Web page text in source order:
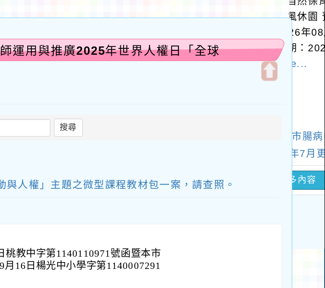
運用與推廣2025年世界人權日「全球
搜尋
人權」主題之微型課程教材包一案，請查照。
桃教中字第1140110971號函暨本市
16日楊光中小學字第1140007291